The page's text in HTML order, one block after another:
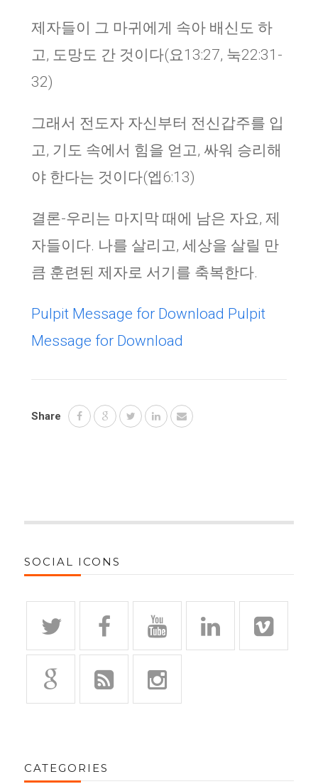
제자들이 그 마귀에게 속아 배신도 하
고, 도망도 간 것이다(요13:27, 눅22:31-
32)
그래서 전도자 자신부터 전신갑주를 입
고, 기도 속에서 힘을 얻고, 싸워 승리해
야 한다는 것이다(엡6:13)
결론-우리는 마지막 때에 남은 자요, 제
자들이다. 나를 살리고, 세상을 살릴 만
큼 훈련된 제자로 서기를 축복한다.
Pulpit Message for Download Pulpit
Message for Download
Share
SOCIAL ICONS
CATEGORIES